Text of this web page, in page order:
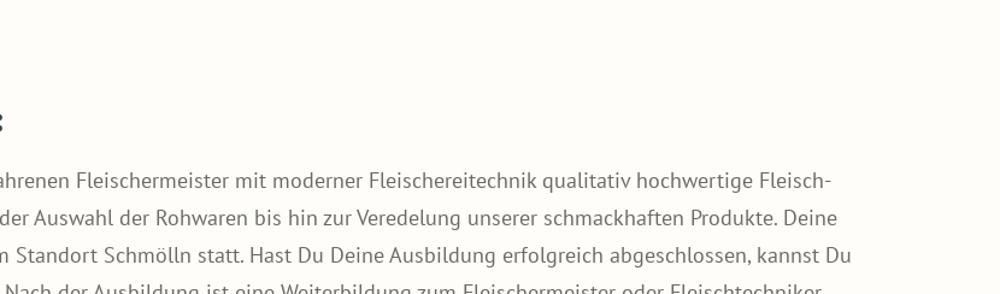
Fleischermeister mit moderner Fleischereitechnik qualitativ hochwertige Fleisch-
Auswahl der Rohwaren bis hin zur Veredelung unserer schmackhaften Produkte. Deine
Schmölln statt. Hast Du Deine Ausbildung erfolgreich abgeschlossen, kannst Du